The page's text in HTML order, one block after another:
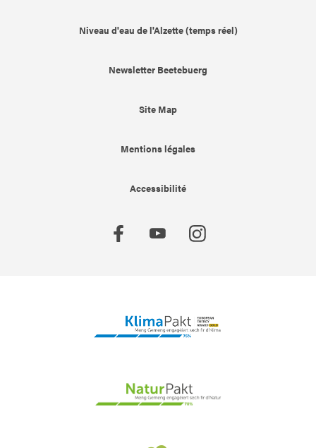
Niveau d'eau de l'Alzette (temps réel)
Newsletter Beetebuerg
Site Map
Mentions légales
Accessibilité